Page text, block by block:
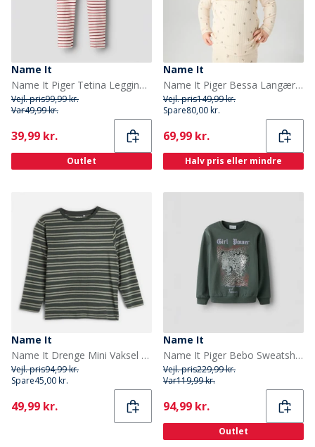
Name It
Name It Piger Tetina Leggings Scarlet
Vejl. pris99,99 kr.
Var49,99 kr.
Current
39,99 kr.
Outlet
Name It
Name It Piger Bessa Langærmet Bluse Buttercream
Vejl. pris149,99 kr.
Spare80,00 kr.
Current
69,99 kr.
Halv pris eller mindre
Name It
Name It Drenge Mini Vaksel Skygge Langærmet T-shirt Urban Chic
Vejl. pris94,99 kr.
Spare45,00 kr.
Current
49,99 kr.
Name It
Name It Piger Bebo Sweatshirt Urban Chic
Vejl. pris229,99 kr.
Var119,99 kr.
Current
94,99 kr.
Outlet